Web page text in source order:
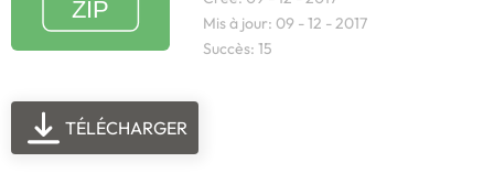
Mis à jour: 09 - 12 - 2017
Succès: 15
TÉLÉCHARGER